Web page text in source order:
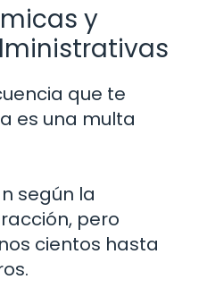
y
que te
es una multa
según la
pero
cientos hasta